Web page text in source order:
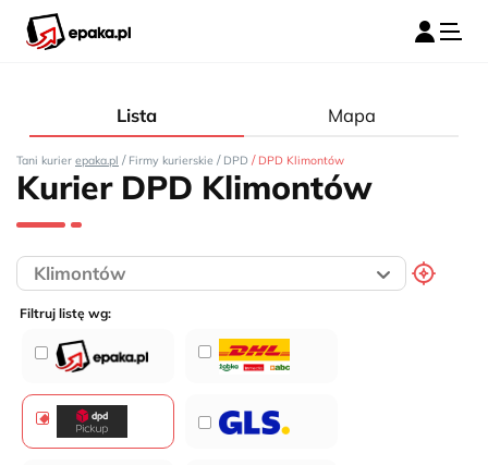
Lista Mapa
Tani kurier epaka.pl / Firmy kurierskie / DPD / DPD Klimontów
Kurier DPD Klimontów
Filtruj listę wg: